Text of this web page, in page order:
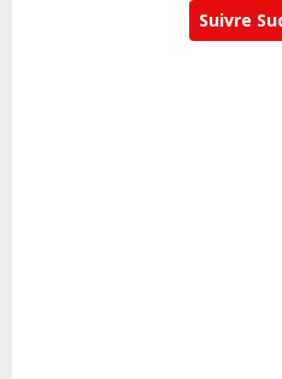
Suivre